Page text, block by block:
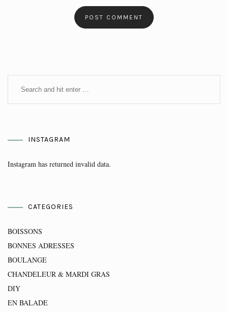
INSTAGRAM
Instagram has returned invalid data.
CATEGORIES
BOISSONS
BONNES ADRESSES
BOULANGE
CHANDELEUR & MARDI GRAS
DIY
EN BALADE